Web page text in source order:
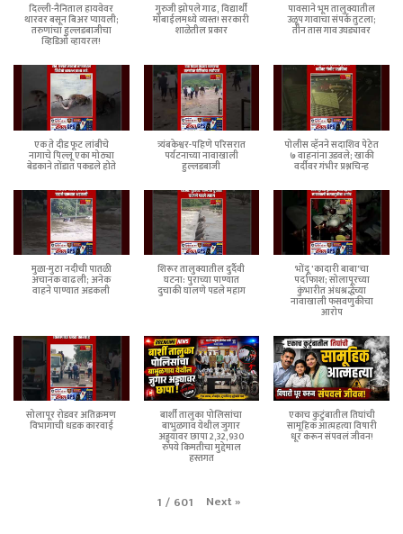
दिल्ली-नैनिताल हायवेवर
थारवर बसून बिअर प्यायली;
तरुणांचा हुल्लडबाजीचा
व्हिडिओ व्हायरल!
गुरुजी झोपले गाढ, विद्यार्थी
मोबाईलमध्ये व्यस्त! सरकारी
शाळेतील प्रकार
पावसाने भूम तालुक्यातील
उळूप गावाचा संपर्क तुटला;
तीन तास गाव उघड्यावर
एक ते दीड फूट लांबीचे
नागाचे पिल्लू एका मोठ्या
बेडकाने तोंडात पकडले होते
त्र्यंबकेश्वर-पहिणे परिसरात
पर्यटनाच्या नावाखाली
हुल्लडबाजी
पोलीस व्हॅनने सदाशिव पेठेत
७ वाहनांना उडवले; खाकी
वर्दीवर गंभीर प्रश्नचिन्ह
मुळा-मुठा नदीची पातळी
अचानक वाढली; अनेक
वाहने पाण्यात अडकली
शिरूर तालुक्यातील दुर्दैवी
घटना: पुराच्या पाण्यात
दुचाकी घालणे पडले महाग
भोंदू 'कादारी बाबा'चा
पर्दाफाश; सोलापूरच्या
कुंभारीत अंधश्रद्धेच्या
नावाखाली फसवणुकीचा
आरोप
सोलापूर रोडवर अतिक्रमण
विभागाची धडक कारवाई
बार्शी तालुका पोलिसांचा
बाभुळगाव येथील जुगार
अड्ड्यावर छापा 2,32,930
रुपये किमतीचा मुद्देमाल
हस्तगत
एकाच कुटुंबातील तिघांची
सामूहिक आत्महत्या विषारी
धूर करून संपवलं जीवन!
1 / 601 Next»